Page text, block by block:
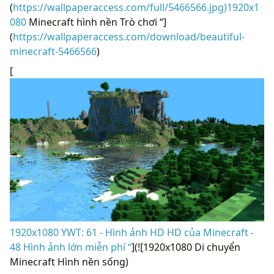
(https://wallpaperaccess.com/full/5466566.jpg)1920x1
080 Minecraft hình nền Trò chơi “]
(https://wallpaperaccess.com/download/beautiful-
minecraft-5466566)
[
1920x1080 YWT: 61 - Hình ảnh HD HD của Minecraft -
48 Hình ảnh lớn miễn phí “](![1920x1080 Di chuyển
Minecraft Hình nền sống)